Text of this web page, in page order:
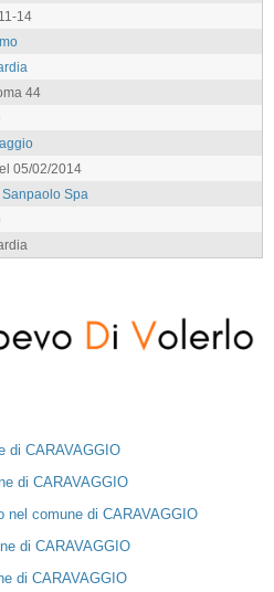
14
44
05/02/2014
Sanpaolo Spa
di CARAVAGGIO
di CARAVAGGIO
nel comune di CARAVAGGIO
di CARAVAGGIO
di CARAVAGGIO